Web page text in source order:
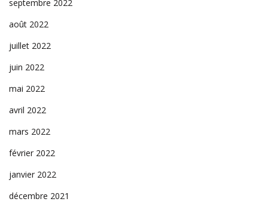
septembre 2022
août 2022
juillet 2022
juin 2022
mai 2022
avril 2022
mars 2022
février 2022
janvier 2022
décembre 2021